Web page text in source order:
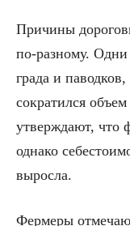
Причины
по-разному. Одни
града и
сократился
утверждают, что
однако
выросла.
Фермеры